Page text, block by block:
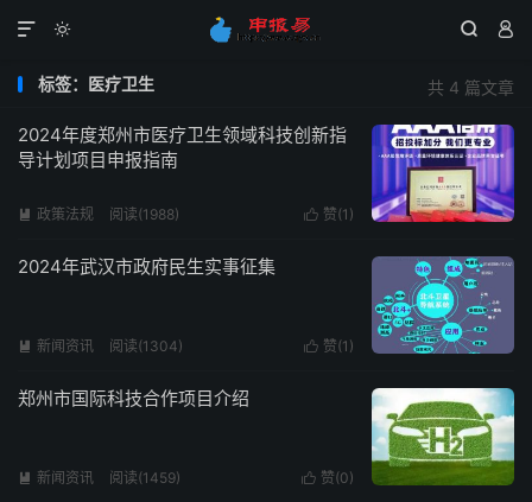
  

共 4 篇文章
标签：医疗卫生
2024年度郑州市医疗卫生领域科技创新指
导计划项目申报指南
 赞(1 )
 政策法规 阅读(1988)
2024年武汉市政府民生实事征集
 赞(1 )
 新闻资讯 阅读(1304)
郑州市国际科技合作项目介绍
 赞(0)
 新闻资讯 阅读(1459)